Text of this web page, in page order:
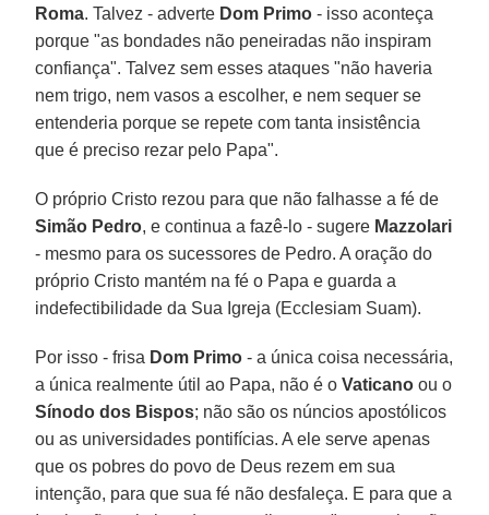
Roma. Talvez - adverte Dom Primo - isso aconteça
porque "as bondades não peneiradas não inspiram
confiança". Talvez sem esses ataques "não haveria
nem trigo, nem vasos a escolher, e nem sequer se
entenderia porque se repete com tanta insistência
que é preciso rezar pelo Papa".
O próprio Cristo rezou para que não falhasse a fé de
Simão Pedro, e continua a fazê-lo - sugere Mazzolari
- mesmo para os sucessores de Pedro. A oração do
próprio Cristo mantém na fé o Papa e guarda a
indefectibilidade da Sua Igreja (Ecclesiam Suam).
Por isso - frisa Dom Primo - a única coisa necessária,
a única realmente útil ao Papa, não é oVaticano ou o
Sínodo dos Bispos; não são os núncios apostólicos
ou as universidades pontifícias. A ele serve apenas
que os pobres do povo de Deus rezem em sua
intenção, para que sua fé não desfaleça. E para que a